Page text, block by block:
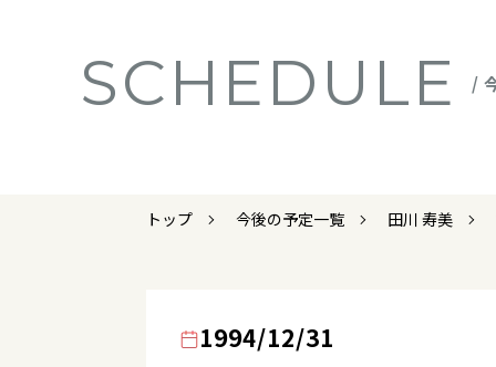
SCHEDULE /
トップ 今後の予定一覧 田川 寿美
1994/12/31